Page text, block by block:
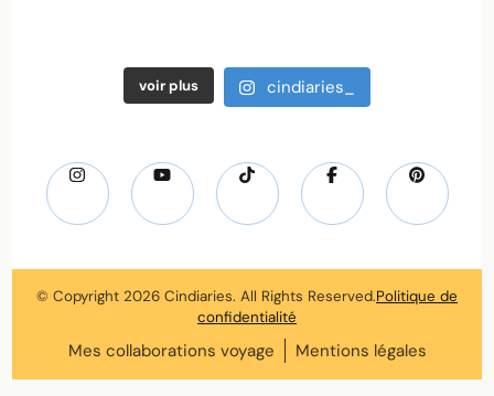
voir plus cindiaries_
© Copyright 2026 Cindiaries. All Rights Reserved.Politique de
confidentialité
Mes collaborations voyage Mentions légales